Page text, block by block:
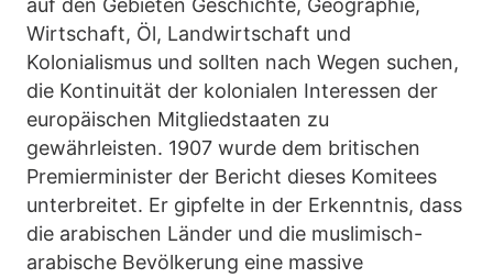
auf den Gebieten Geschichte, Geographie,
Wirtschaft, Öl, Landwirtschaft und
Kolonialismus und sollten nach Wegen suchen,
die Kontinuität der kolonialen Interessen der
europäischen Mitgliedstaaten zu
gewährleisten. 1907 wurde dem britischen
Premierminister der Bericht dieses Komitees
unterbreitet. Er gipfelte in der Erkenntnis, dass
die arabischen Länder und die muslimisch-
arabische Bevölkerung eine massive